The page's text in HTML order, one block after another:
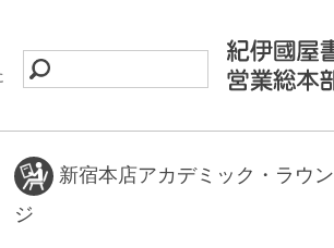
新宿本店アカデミック・ラウン
ジ